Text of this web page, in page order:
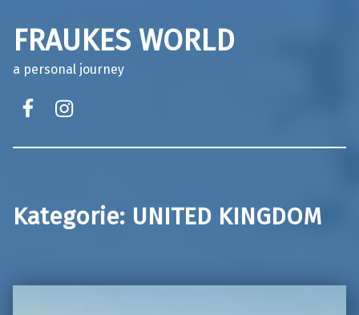
FRAUKES WORLD
a personal journey
Kategorie: UNITED KINGDOM